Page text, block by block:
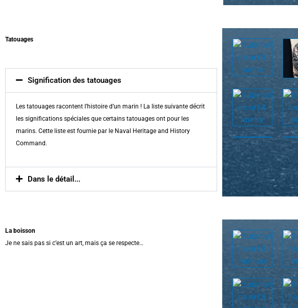
Tatouages
Signification des tatouages
Les tatouages racontent l’histoire d’un marin ! La liste suivante décrit
les significations spéciales que certains tatouages ont pour les
marins. Cette liste est fournie par le Naval Heritage and History
Command.
Dans le détail...
La boisson
Je ne sais pas si c’est un art, mais ça se respecte…